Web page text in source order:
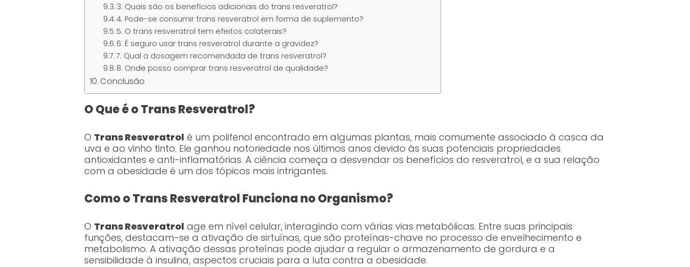
3. Quais são os benefícios adicionais do trans resveratrol?
4. Pode-se consumir trans resveratrol em forma de suplemento?
5. O trans resveratrol tem efeitos colaterais?
6. É seguro usar trans resveratrol durante a gravidez?
7. Qual a dosagem recomendada de trans resveratrol?
8. Onde posso comprar trans resveratrol de qualidade?
Conclusão
O Que é o Trans Resveratrol?
O Trans Resveratrol é um polifenol encontrado em algumas plantas, mais comumente associado à casca da
uva e ao vinho tinto. Ele ganhou notoriedade nos últimos anos devido às suas potenciais propriedades
antioxidantes e anti-inflamatórias. A ciência começa a desvendar os benefícios do resveratrol, e a sua relação
com a obesidade é um dos tópicos mais intrigantes.
Como o Trans Resveratrol Funciona no Organismo?
O Trans Resveratrol age em nível celular, interagindo com várias vias metabólicas. Entre suas principais
funções, destacam-se a ativação de sirtuínas, que são proteínas-chave no processo de envelhecimento e
metabolismo. A ativação dessas proteínas pode ajudar a regular o armazenamento de gordura e a
sensibilidade à insulina, aspectos cruciais para a luta contra a obesidade.